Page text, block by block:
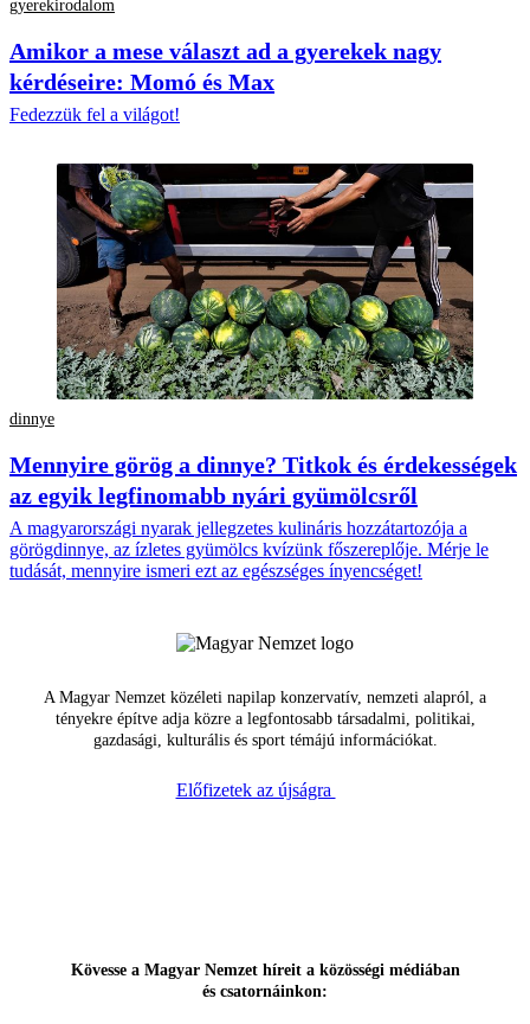
gyerekirodalom
Amikor a mese választ ad a gyerekek nagy
kérdéseire: Momó és Max
Fedezzük fel a világot!
dinnye
Mennyire görög a dinnye? Titkok és érdekességek
az egyik legfinomabb nyári gyümölcsről
A magyarországi nyarak jellegzetes kulináris hozzátartozója a
görögdinnye, az ízletes gyümölcs kvízünk főszereplője. Mérje le
tudását, mennyire ismeri ezt az egészséges ínyencséget!
A Magyar Nemzet közéleti napilap konzervatív, nemzeti alapról, a
tényekre építve adja közre a legfontosabb társadalmi, politikai,
gazdasági, kulturális és sport témájú információkat.
Előfizetek az újságra
Kövesse a Magyar Nemzet híreit a közösségi médiában
és csatornáinkon: